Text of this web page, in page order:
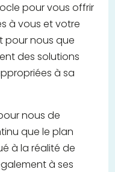
pour vous offrir
à vous et votre
pour nous que
des solutions
à sa
nous de
que le plan
à la réalité de
à ses